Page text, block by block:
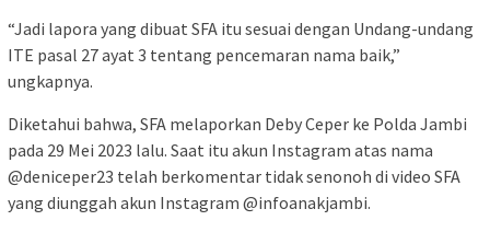
“Jadi lapora yang dibuat SFA itu sesuai dengan Undang-undang
ITE pasal 27 ayat 3 tentang pencemaran nama baik,”
ungkapnya.
Diketahui bahwa, SFA melaporkan Deby Ceper ke Polda Jambi
pada 29 Mei 2023 lalu. Saat itu akun Instagram atas nama
@deniceper23 telah berkomentar tidak senonoh di video SFA
yang diunggah akun Instagram @infoanakjambi.